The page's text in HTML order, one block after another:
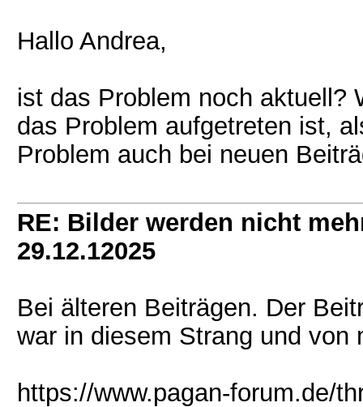
Hallo Andrea,
ist das Problem noch aktuell?
das Problem aufgetreten ist,
Problem auch bei neuen
RE: Bilder werden nicht
29.12.12025
Bei älteren Beiträgen. Der
war in diesem Strang und von
https://www.pagan-forum.de/